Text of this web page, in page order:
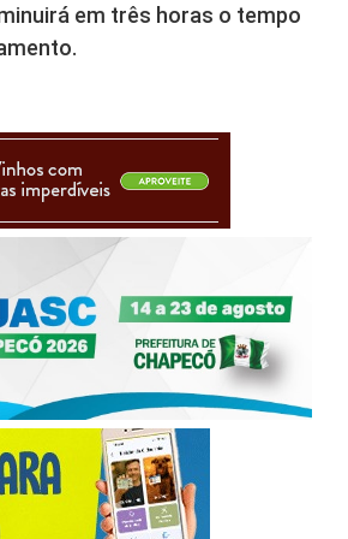
em três horas o tempo